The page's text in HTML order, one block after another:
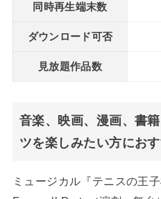
同時再生端末数
ダウンロード可否
見放題作品数
音楽、映画、漫画、書
ツを楽しみたい方におす
ミュージカル『テニスの王